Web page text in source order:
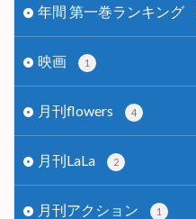
年間 第一巻ランキング
映画 1
月刊flowers 4
月刊LaLa 2
月刊アクション 1